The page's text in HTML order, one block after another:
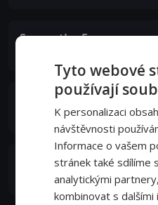
Samantha Eggar
Mona Washbourne
Aunt Annie
Maurice Dallimore
The Neighbor
Tyto webové
používají
K personalizaci
návštěvnosti
Informace o vašem
stránek také sdílíme
analytickými
kombinovat s